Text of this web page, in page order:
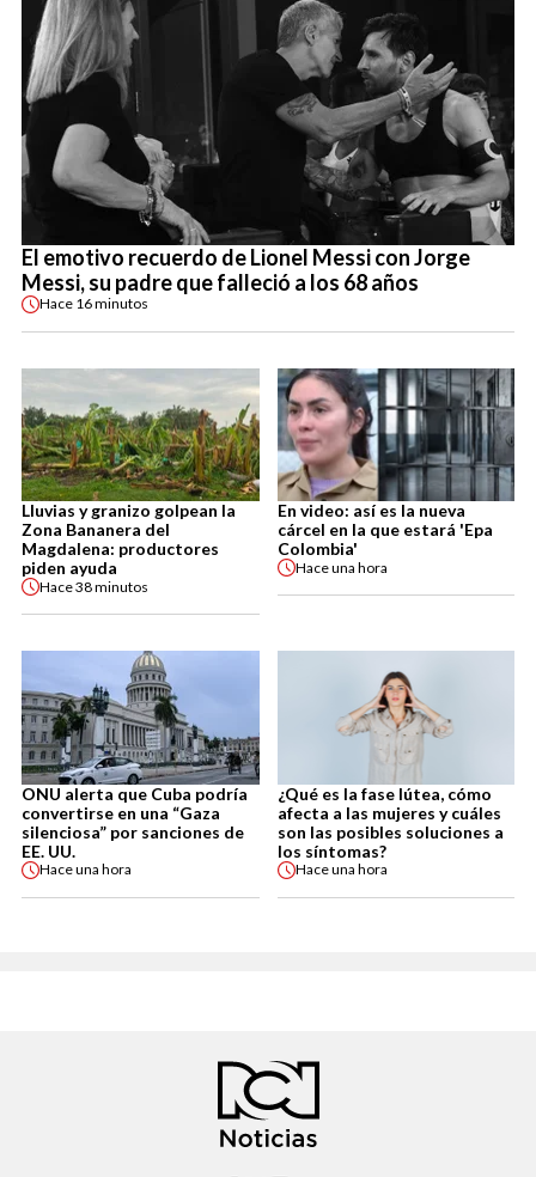
El emotivo recuerdo de Lionel Messi con Jorge
Messi, su padre que falleció a los 68 años
Hace 16 minutos
Lluvias y granizo golpean la
Zona Bananera del
Magdalena: productores
piden ayuda
Hace38 minutos
En video: así es la nueva
cárcel en la que estará 'Epa
Colombia'
Haceuna hora
ONU alerta que Cuba podría
convertirse en una “Gaza
silenciosa” por sanciones de
EE. UU.
Haceuna hora
¿Qué es la fase lútea, cómo
afecta a las mujeres y cuáles
son las posibles soluciones a
los síntomas?
Haceuna hora